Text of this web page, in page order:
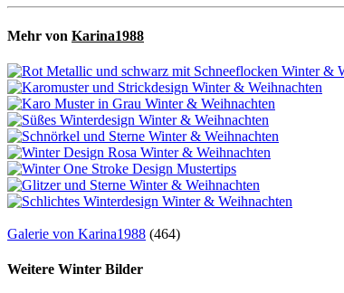
Mehr von Karina1988
Galerie von Karina1988 (464)
Weitere Winter Bilder